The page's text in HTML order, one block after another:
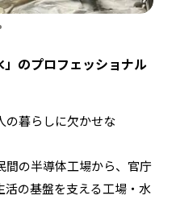
のプロフェッショナル
の暮らしに欠かせな
間の半導体工場から、官庁
活の基盤を支える工場・水